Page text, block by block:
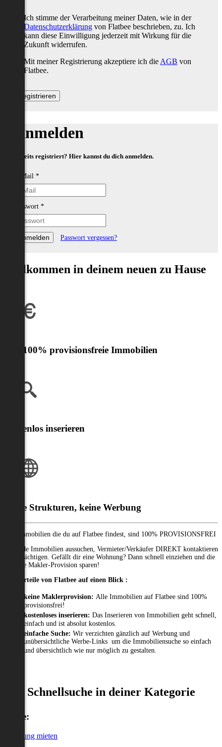
Ich stimme der Verarbeitung meiner Daten, wie in der
Datenschutzerklärung von Flatbee beschrieben, zu. Ich
kann diese Einwilligung jederzeit mit Wirkung für die
Zukunft widerrufen.
Mit meiner Registrierung akzeptiere ich die AGB von
Flatbee.
Anmelden
Bereits registriert? Hier kannst du dich anmelden.
E-Mail *
Passwort *
Passwort vergessen?
Willkommen in deinem neuen zu Hause
Nur 100% provisionsfreie Immobilien
Kostenlos inserieren
Klare Strukturen, keine Werbung
Alle Immobilien die du auf Flatbee findest, sind 100% PROVISIONSFREI
Passende Immobilien aussuchen, Vermieter/Verkäufer DIREKT kontaktieren
und besichtigen. Gefällt dir eine Wohnung? Dann schnell einziehen und die
gesamte Makler-Provision sparen!
Die Vorteile von Flatbee auf einen Blick :
keine Maklerprovision: Alle Immobilien auf Flatbee sind 100%
provisionsfrei!
kostenloses inserieren: Das Inserieren von Immobilien geht schnell,
einfach und ist absolut kostenlos.
einfache Suche: Wir verzichten gänzlich auf Werbung und
unübersichtliche Werbe-Links um die Immobiliensuche so einfach
und übersichtlich wie nur möglich zu gestalten.
Schnellsuche in deiner Kategorie
Miete:
Wohnung mieten